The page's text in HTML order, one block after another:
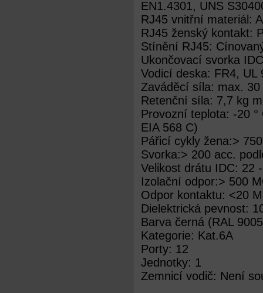
EN1.4301, UNS
RJ45 vnitřní materiál:
RJ45 ženský kontakt:
Stínění RJ45:
Ukončovací svorka
Vodicí deska: FR4, UL
Zaváděcí síla: max.
Retenční síla: 7,7 kg
Provozní teplota: -20
EIA 568 C)
Pářicí cykly žena:>
Svorka:> 200 acc.
Velikost drátu IDC: 22
Izolační odpor:> 500
Odpor kontaktu: <20
Dielektrická pevnost:
Barva černá (RAL
Kategorie: Kat.6A
Porty: 12
Jednotky: 1
Zemnicí vodič: Není